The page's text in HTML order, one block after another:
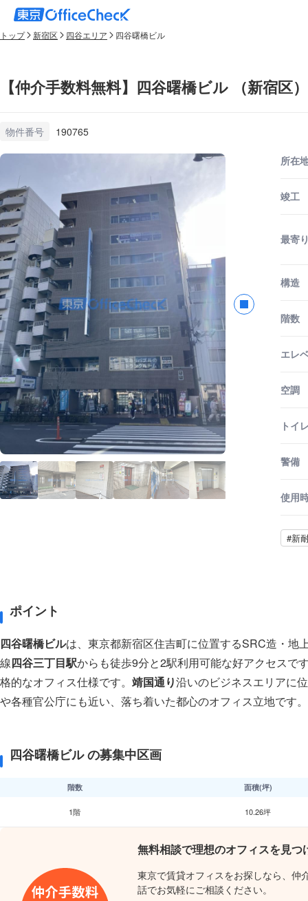
トップ 新宿区 四谷エリア 四谷曙橋ビル
【仲介手数料無料】四谷曙橋ビル （新宿区）
物件番号 190765
所在
竣工
最寄
構造
階数
エレ
空調
トイ
警備
使用
#新
ポイント
四谷曙橋ビルは、東京都新宿区住吉町に位置するSRC造・地
線四谷三丁目駅からも徒歩9分と2駅利用可能な好アクセスで
格的なオフィス仕様です。 靖国通り沿いのビジネスエリアに
や各種官公庁にも近い、落ち着いた都心のオフィス立地です。
四谷曙橋ビル の募集中区画
階数 面積(坪)
1階 10.26坪
無料相談で理想のオフィスを見つ
東京で賃貸オフィスをお探しなら、仲
話でお気軽にご相談ください。